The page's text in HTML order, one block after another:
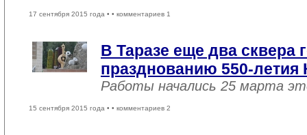
17 сентября 2015 года • • комментариев 1
В Таразе еще два сквера
празднованию 550-летия
Работы начались 25 марта
15 сентября 2015 года • • комментариев 2